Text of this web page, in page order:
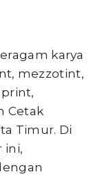
karya
mezzotint,
Cetak
Timur. Di
ini,